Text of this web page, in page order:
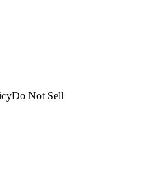
Do Not Sell